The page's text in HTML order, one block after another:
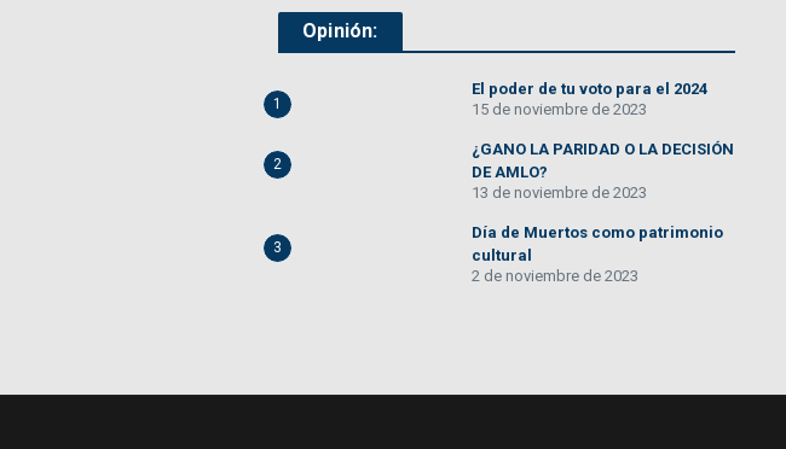
Opinión:
1
El poder de tu voto para el 2024
15 de noviembre de 2023
2
¿GANO LA PARIDAD O LA DECISIÓN
DE AMLO?
13 de noviembre de 2023
3
Día de Muertos como patrimonio
cultural
2 de noviembre de 2023